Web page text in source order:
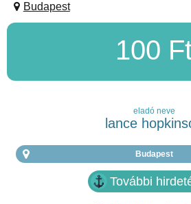
Budapest
100
eladó neve
lance
Budapest
További